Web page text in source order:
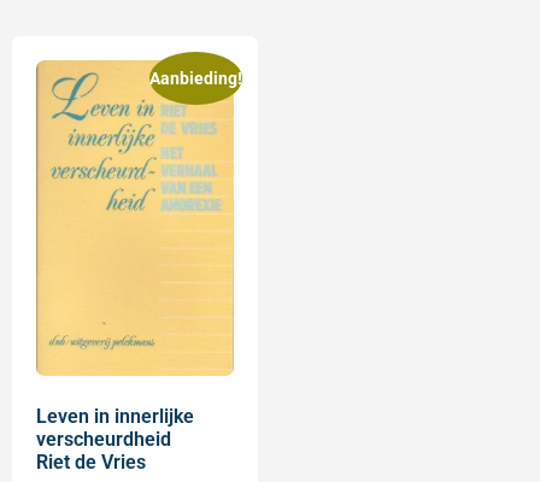
Aanbieding!
Leven in innerlijke
verscheurdheid
Riet de Vries